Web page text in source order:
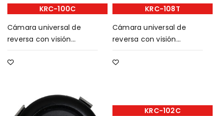
KRC-100C
Cámara universal de
reversa con visión
nocturna infrarroja 18mm
KRC-108T
Cámara universal de
reversa con visión
nocturna infrarroja
23mm
KRC-102C